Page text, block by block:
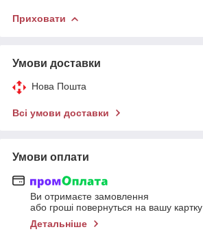
Приховати
Умови доставки
Нова Пошта
Всі умови доставки
Умови оплати
Ви отримаєте замовлення
або гроші повернуться на вашу картку
Детальніше